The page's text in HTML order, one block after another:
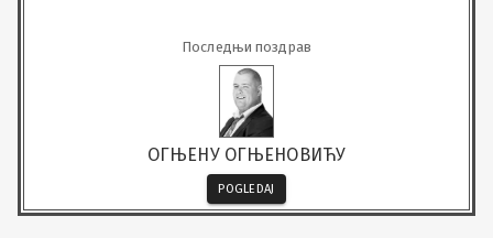
Последњи поздрав
ОГЊЕНУ ОГЊЕНОВИЋУ
POGLEDAJ